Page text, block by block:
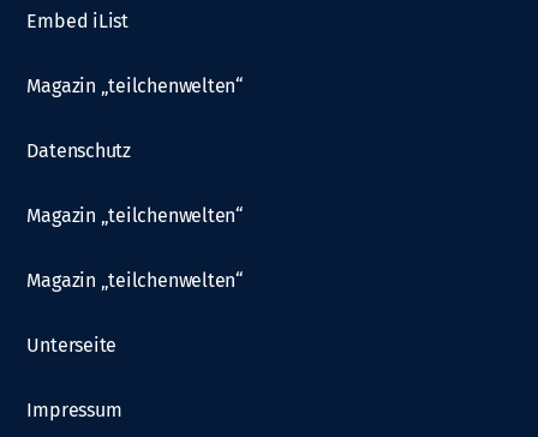
Embed iList
Magazin „teilchenwelten“
Datenschutz
Magazin „teilchenwelten“
Magazin „teilchenwelten“
Unterseite
Impressum